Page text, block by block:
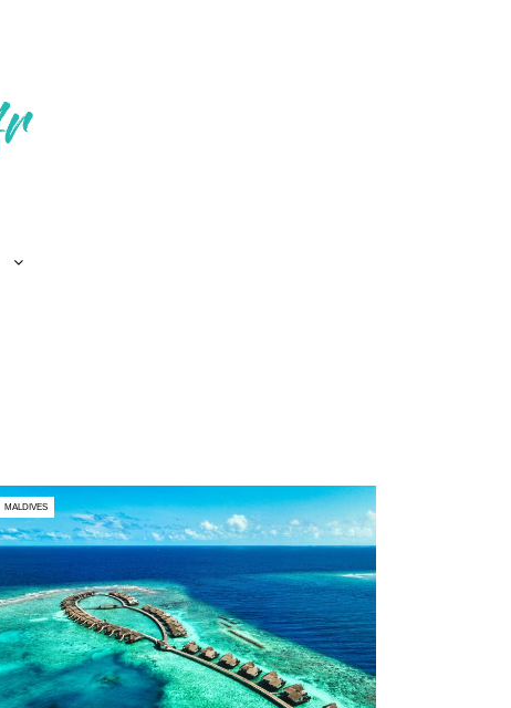
MALDIVES